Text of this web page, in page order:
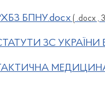
БПНУ.docx ( .docx ,
ЗС УКРАЇНИ